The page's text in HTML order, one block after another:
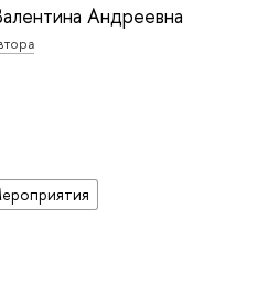
Андреевна